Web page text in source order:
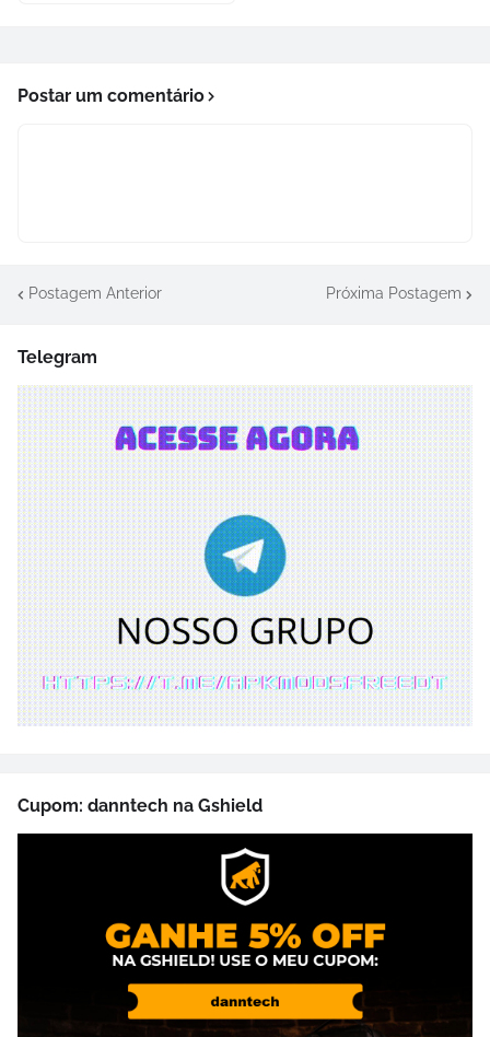
Postar um comentário
Postagem Anterior Próxima Postagem
Telegram
Cupom: danntech na Gshield